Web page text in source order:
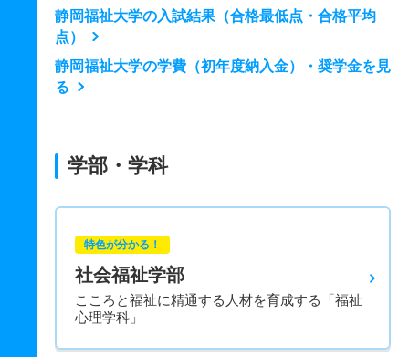
静岡福祉大学の入試結果（合格最低点・合格平均
点）
静岡福祉大学の学費（初年度納入金）・奨学金を見
る
学部・学科
特色が分かる！
社会福祉学部
こころと福祉に精通する人材を育成する「福祉
心理学科」